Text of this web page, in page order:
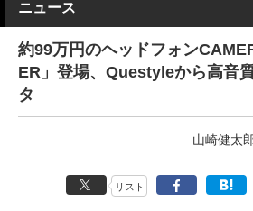
ニュース
約99万円のヘッドフォン
ER」登場、Questyleから高音
タ
山崎健太
リスト